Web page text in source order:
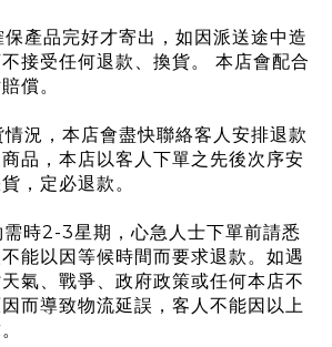
產品完好才寄出，如因派送途中造
接受任何退款、換貨。 本店會配合
償。
況，本店會盡快聯絡客人安排退款
品，本店以客人下單之先後次序安
，定必退款。
時2-3星期，心急人士下單前請悉
能以因等候時間而要求退款。如遇
氣、戰爭、政府政策或任何本店不
而導致物流延誤，客人不能因以上